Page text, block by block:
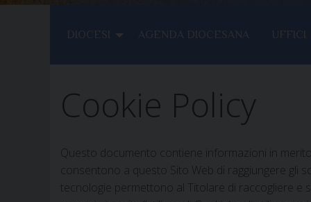
Cookie Policy
Questo documento contiene informazioni in
consentono a questo Sito Web di raggiungere gli
tecnologie permettono al Titolare di raccogliere e